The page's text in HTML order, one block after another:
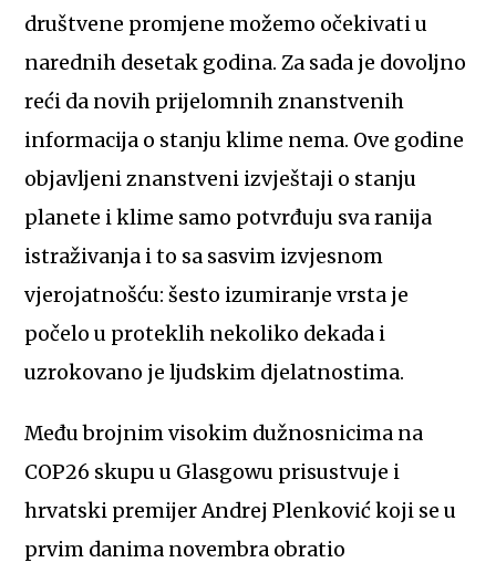
društvene promjene možemo očekivati u
narednih desetak godina. Za sada je dovoljno
reći da novih prijelomnih znanstvenih
informacija o stanju klime nema. Ove godine
objavljeni znanstveni izvještaji o stanju
planete i klime samo potvrđuju sva ranija
istraživanja i to sa sasvim izvjesnom
vjerojatnošću: šesto izumiranje vrsta je
počelo u proteklih nekoliko dekada i
uzrokovano je ljudskim djelatnostima.
Među brojnim visokim dužnosnicima na
COP26 skupu u Glasgowu prisustvuje i
hrvatski premijer Andrej Plenković koji se u
prvim danima novembra obratio